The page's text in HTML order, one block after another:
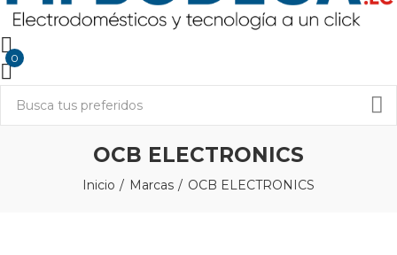
0
OCB ELECTRONICS
Inicio Marcas OCB ELECTRONICS